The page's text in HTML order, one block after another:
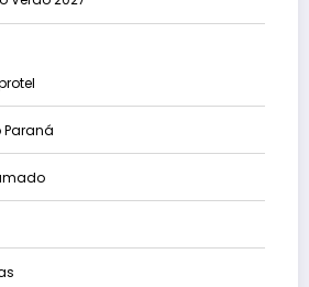
Paraná